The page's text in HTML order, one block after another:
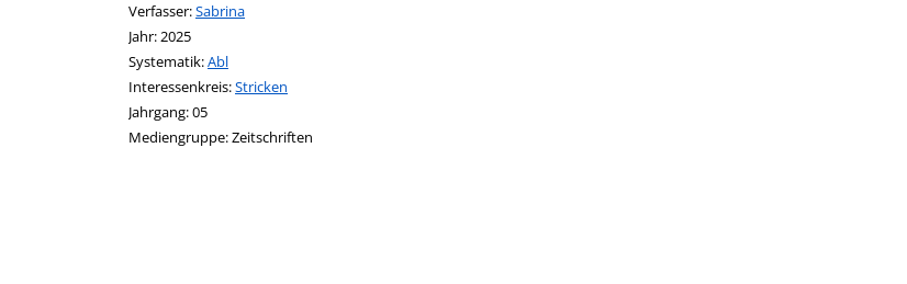
Verfasser:Suche nach diesem Verfasser
Sabrina
Jahr:2025
opens in new tab
Diesen Link in neuem Tab öffnen
Systematik:Suche nach dieser Systematik
Abl
Interessenkreis:Suche nach diesem Interessenskreis
Stricken
Jahrgang:05
Suche nach dieser Beteiligten Person
Mediengruppe:Zeitschriften